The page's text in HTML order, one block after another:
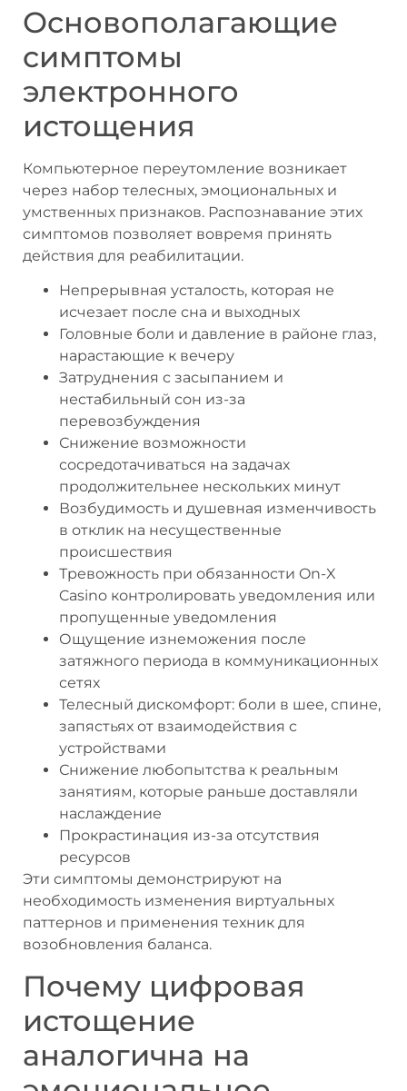
Основополагающие
симптомы
электронного
истощения
Компьютерное переутомление возникает
через набор телесных, эмоциональных и
умственных признаков. Распознавание этих
симптомов позволяет вовремя принять
действия для реабилитации.
Непрерывная усталость, которая не
исчезает после сна и выходных
Головные боли и давление в районе глаз,
нарастающие к вечеру
Затруднения с засыпанием и
нестабильный сон из-за
перевозбуждения
Снижение возможности
сосредотачиваться на задачах
продолжительнее нескольких минут
Возбудимость и душевная изменчивость
в отклик на несущественные
происшествия
Тревожность при обязанности On-X
Casino контролировать уведомления или
пропущенные уведомления
Ощущение изнеможения после
затяжного периода в коммуникационных
сетях
Телесный дискомфорт: боли в шее, спине,
запястьях от взаимодействия с
устройствами
Снижение любопытства к реальным
занятиям, которые раньше доставляли
наслаждение
Прокрастинация из-за отсутствия
ресурсов
Эти симптомы демонстрируют на
необходимость изменения виртуальных
паттернов и применения техник для
возобновления баланса.
Почему цифровая
истощение
аналогична на